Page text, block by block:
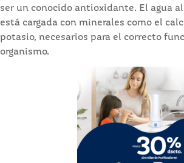
ser un conocido antioxidante. El agua
está cargada con minerales como el
potasio, necesarios para el correcto
organismo.